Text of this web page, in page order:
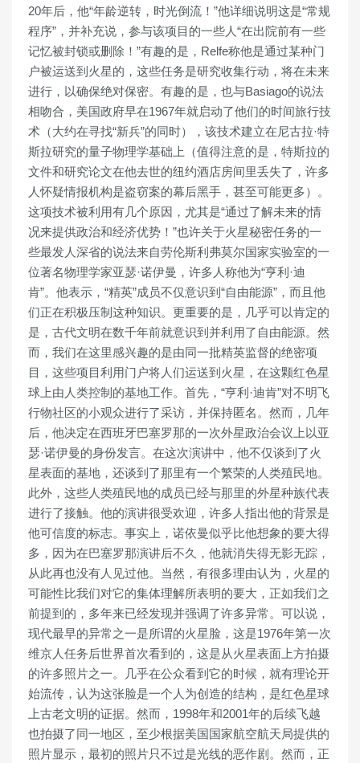
20年后，他“年龄逆转，时光倒流！”他详细说明这是“常规
程序”，并补充说，参与该项目的一些人“在出院前有一些
记忆被封锁或删除！”有趣的是，Relfe称他是通过某种门
户被运送到火星的，这些任务是研究收集行动，将在未来
进行，以确保绝对保密。有趣的是，也与Basiago的说法
相吻合，美国政府早在1967年就启动了他们的时间旅行技
术（大约在寻找“新兵”的同时），该技术建立在尼古拉·特
斯拉研究的量子物理学基础上（值得注意的是，特斯拉的
文件和研究论文在他去世的纽约酒店房间里丢失了，许多
人怀疑情报机构是盗窃案的幕后黑手，甚至可能更多）。
这项技术被利用有几个原因，尤其是“通过了解未来的情
况来提供政治和经济优势！”也许关于火星秘密任务的一
些最发人深省的说法来自劳伦斯利弗莫尔国家实验室的一
位著名物理学家亚瑟·诺伊曼，许多人称他为“亨利·迪
肯”。他表示，“精英”成员不仅意识到“自由能源”，而且他
们正在积极压制这种知识。更重要的是，几乎可以肯定的
是，古代文明在数千年前就意识到并利用了自由能源。然
而，我们在这里感兴趣的是由同一批精英监督的绝密项
目，这些项目利用门户将人们运送到火星，在这颗红色星
球上由人类控制的基地工作。首先，“亨利·迪肯”对不明飞
行物社区的小观众进行了采访，并保持匿名。然而，几年
后，他决定在西班牙巴塞罗那的一次外星政治会议上以亚
瑟·诺伊曼的身份发言。在这次演讲中，他不仅谈到了火
星表面的基地，还谈到了那里有一个繁荣的人类殖民地。
此外，这些人类殖民地的成员已经与那里的外星种族代表
进行了接触。他的演讲很受欢迎，许多人指出他的背景是
他可信度的标志。事实上，诺依曼似乎比他想象的要大得
多，因为在巴塞罗那演讲后不久，他就消失得无影无踪，
从此再也没有人见过他。当然，有很多理由认为，火星的
可能性比我们对它的集体理解所表明的要大，正如我们之
前提到的，多年来已经发现并强调了许多异常。可以说，
现代最早的异常之一是所谓的火星脸，这是1976年第一次
维京人任务后世界首次看到的，这是从火星表面上方拍摄
的许多照片之一。几乎在公众看到它的时候，就有理论开
始流传，认为这张脸是一个人为创造的结构，是红色星球
上古老文明的证据。然而，1998年和2001年的后续飞越
也拍摄了同一地区，至少根据美国国家航空航天局提供的
照片显示，最初的照片只不过是光线的恶作剧。然而，正